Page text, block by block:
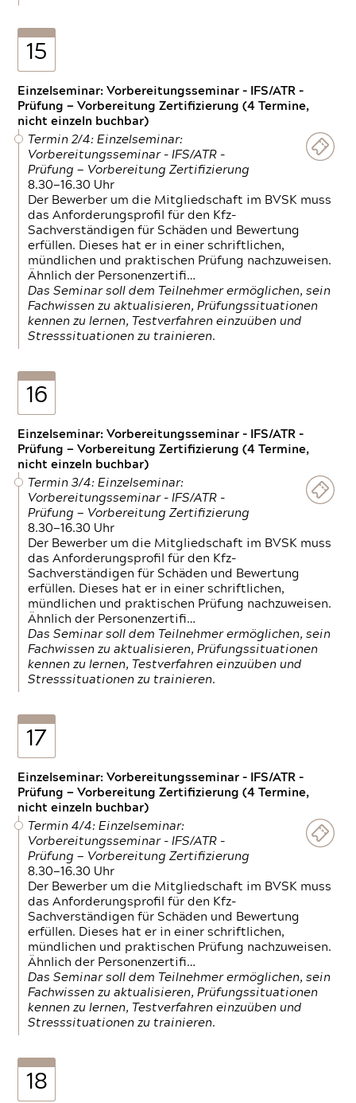
15
Einzelseminar: Vorbereitungsseminar - IFS/ATR -
Prüfung — Vorbereitung Zertifizierung (4 Termine,
nicht einzeln buchbar)
Termin 2/4: Einzelseminar:
Vorbereitungsseminar - IFS/ATR -
Prüfung — Vorbereitung Zertifizierung
8.30—16.30 Uhr
Der Bewerber um die Mitgliedschaft im BVSK muss
das Anforderungsprofil für den Kfz-
Sachverständigen für Schäden und Bewertung
erfüllen. Dieses hat er in einer schriftlichen,
mündlichen und praktischen Prüfung nachzuweisen.
Ähnlich der Personenzertifi…
Das Seminar soll dem Teilnehmer ermöglichen, sein
Fachwissen zu aktualisieren, Prüfungssituationen
kennen zu lernen, Testverfahren einzuüben und
Stresssituationen zu trainieren.
16
Einzelseminar: Vorbereitungsseminar - IFS/ATR -
Prüfung — Vorbereitung Zertifizierung (4 Termine,
nicht einzeln buchbar)
Termin 3/4: Einzelseminar:
Vorbereitungsseminar - IFS/ATR -
Prüfung — Vorbereitung Zertifizierung
8.30—16.30 Uhr
Der Bewerber um die Mitgliedschaft im BVSK muss
das Anforderungsprofil für den Kfz-
Sachverständigen für Schäden und Bewertung
erfüllen. Dieses hat er in einer schriftlichen,
mündlichen und praktischen Prüfung nachzuweisen.
Ähnlich der Personenzertifi…
Das Seminar soll dem Teilnehmer ermöglichen, sein
Fachwissen zu aktualisieren, Prüfungssituationen
kennen zu lernen, Testverfahren einzuüben und
Stresssituationen zu trainieren.
17
Einzelseminar: Vorbereitungsseminar - IFS/ATR -
Prüfung — Vorbereitung Zertifizierung (4 Termine,
nicht einzeln buchbar)
Termin 4/4: Einzelseminar:
Vorbereitungsseminar - IFS/ATR -
Prüfung — Vorbereitung Zertifizierung
8.30—16.30 Uhr
Der Bewerber um die Mitgliedschaft im BVSK muss
das Anforderungsprofil für den Kfz-
Sachverständigen für Schäden und Bewertung
erfüllen. Dieses hat er in einer schriftlichen,
mündlichen und praktischen Prüfung nachzuweisen.
Ähnlich der Personenzertifi…
Das Seminar soll dem Teilnehmer ermöglichen, sein
Fachwissen zu aktualisieren, Prüfungssituationen
kennen zu lernen, Testverfahren einzuüben und
Stresssituationen zu trainieren.
18